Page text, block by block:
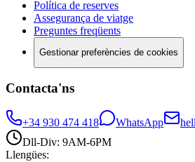
Política de reserves
Assegurança de viatge
Preguntes freqüents
Gestionar preferències de cookies
Contacta'ns
+34 930 474 418 WhatsApp
Dll-Div: 9AM-6PM
Llengües: